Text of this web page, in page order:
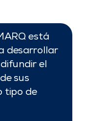
está
desarrollar
el
sus
tipo de